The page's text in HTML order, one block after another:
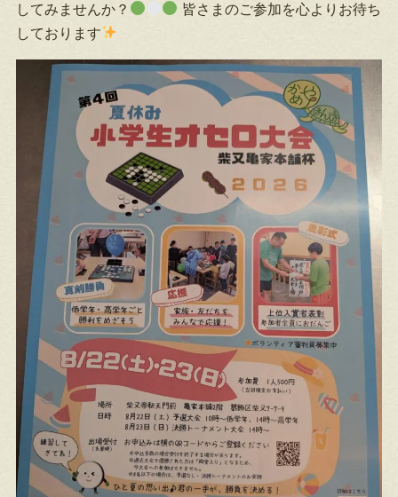
してみませんか？
皆さまのご参加を心よりお待ち
しております